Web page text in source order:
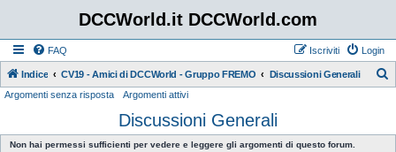
DCCWorld.it DCCWorld.com
FAQ Login
Iscriviti
Indice CV19 - Amici di DCCWorld - Gruppo FREMO Discussioni Generali
c
Argomenti senza risposta Argomenti attivi
Discussioni Generali
Non hai permessi sufficienti per vedere e leggere gli argomenti di questo forum.